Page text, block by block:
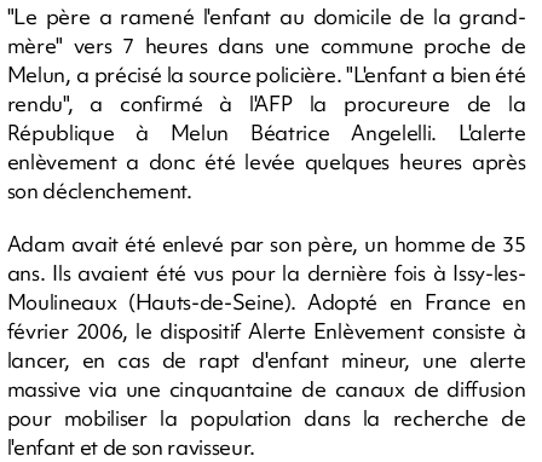
"Le père a ramené l'enfant au domicile de la grand-
mère" vers 7 heures dans une commune proche de
Melun, a précisé la source policière. "L'enfant a bien été
rendu", a confirmé à l'AFP la procureure de la
République à Melun Béatrice Angelelli. L'alerte
enlèvement a donc été levée quelques heures après
son déclenchement.
Adam avait été enlevé par son père, un homme de 35
ans. Ils avaient été vus pour la dernière fois à Issy-les-
Moulineaux (Hauts-de-Seine). Adopté en France en
février 2006, le dispositif Alerte Enlèvement consiste à
lancer, en cas de rapt d'enfant mineur, une alerte
massive via une cinquantaine de canaux de diffusion
pour mobiliser la population dans la recherche de
l'enfant et de son ravisseur.